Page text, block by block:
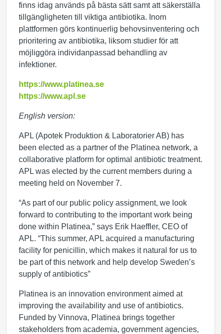
finns idag används på bästa sätt samt att säkerställa
tillgängligheten till viktiga antibiotika. Inom
plattformen görs kontinuerlig behovsinventering och
prioritering av antibiotika, liksom studier för att
möjliggöra individanpassad behandling av
infektioner.
https://www.platinea.se
https://www.apl.se
English version:
APL (Apotek Produktion & Laboratorier AB) has
been elected as a partner of the Platinea network, a
collaborative platform for optimal antibiotic treatment.
APL was elected by the current members during a
meeting held on November 7.
“As part of our public policy assignment, we look
forward to contributing to the important work being
done within Platinea,” says Erik Haeffler, CEO of
APL. “This summer, APL acquired a manufacturing
facility for penicillin, which makes it natural for us to
be part of this network and help develop Sweden’s
supply of antibiotics”
Platinea is an innovation environment aimed at
improving the availability and use of antibiotics.
Funded by Vinnova, Platinea brings together
stakeholders from academia, government agencies,